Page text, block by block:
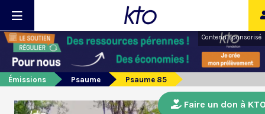
Contenu sponsorisé
Émissions Psaume Psaume 85
Faire un don à